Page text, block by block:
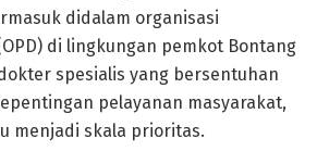
didalam organisasi
di lingkungan pemkot Bontang
spesialis yang bersentuhan
pelayanan masyarakat,
menjadi skala prioritas.